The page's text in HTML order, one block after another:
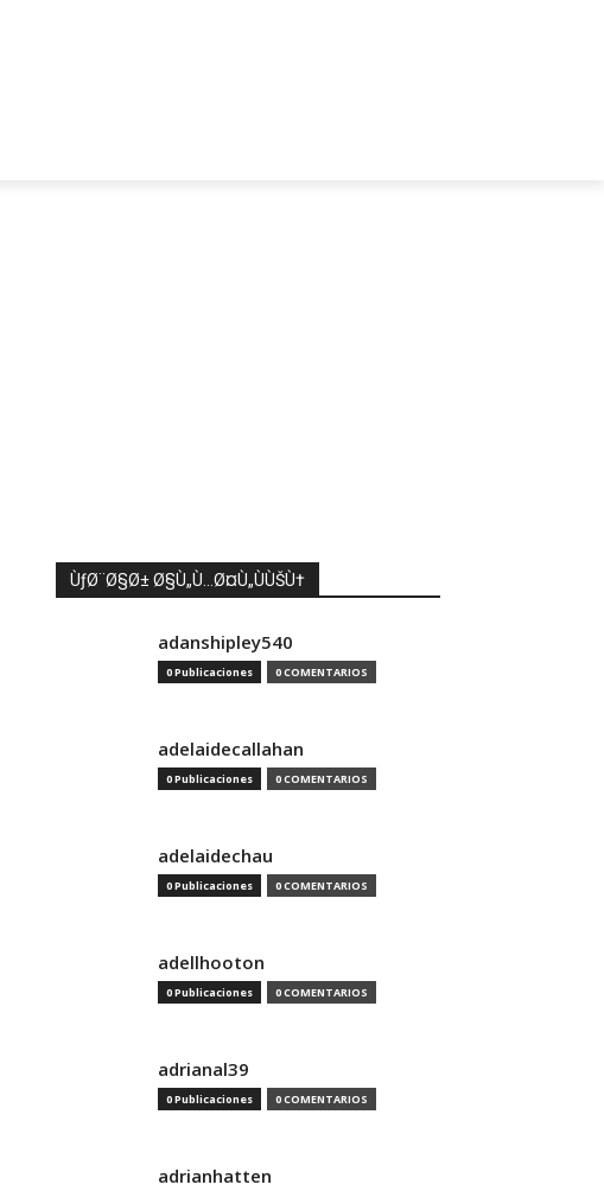
ÙƒØ¨Ø§Ø± Ø§Ù„Ù…Ø¤Ù„ÙÙŠÙ†
adanshipley540
0 Publicaciones 0 COMENTARIOS
adelaidecallahan
0 Publicaciones 0 COMENTARIOS
adelaidechau
0 Publicaciones 0 COMENTARIOS
adellhooton
0 Publicaciones 0 COMENTARIOS
adrianal39
0 Publicaciones 0 COMENTARIOS
adrianhatten